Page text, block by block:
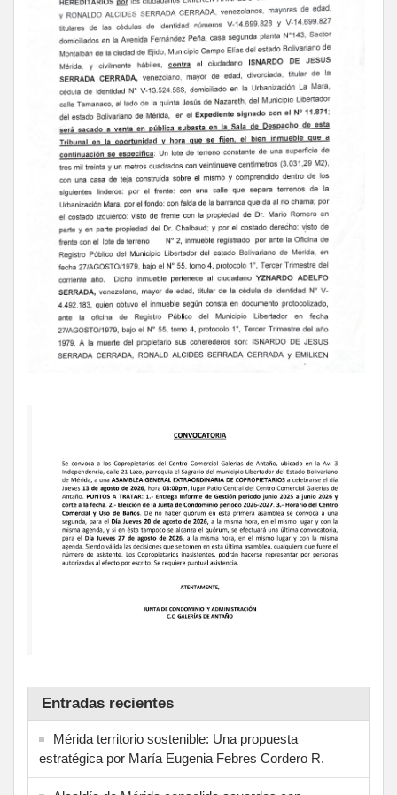
Entradas recientes
Mérida territorio sostenible: Una propuesta
estratégica por María Eugenia Febres Cordero R.